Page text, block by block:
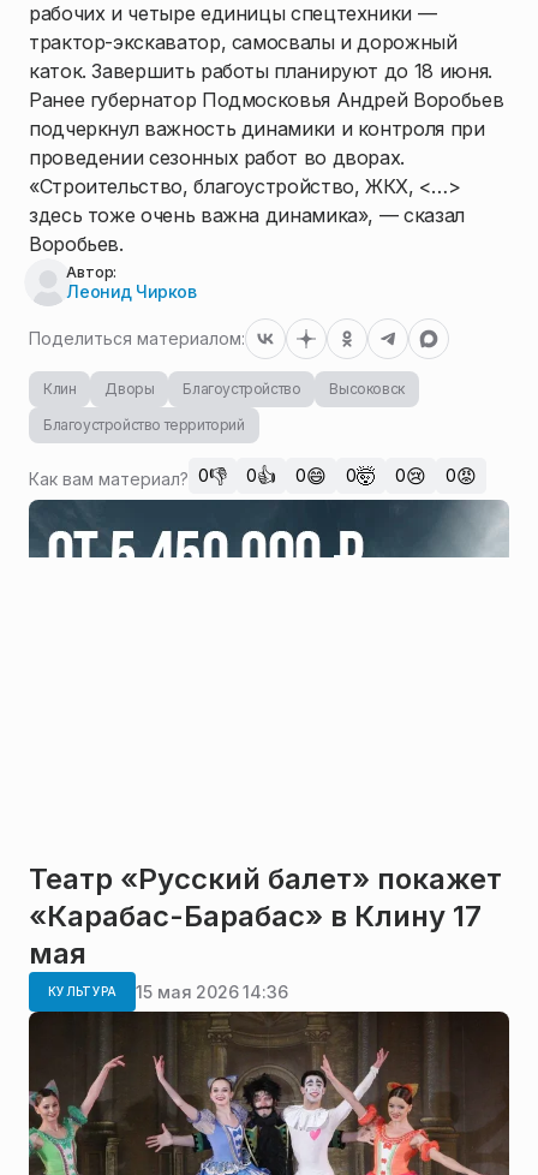
рабочих и четыре единицы спецтехники —
трактор-экскаватор, самосвалы и дорожный
каток. Завершить работы планируют до 18 июня.
Ранее губернатор Подмосковья Андрей Воробьев
подчеркнул важность динамики и контроля при
проведении сезонных работ во дворах.
«Строительство, благоустройство, ЖКХ, <…>
здесь тоже очень важна динамика», — сказал
Воробьев.
Автор:
Леонид Чирков
Поделиться материалом:
Клин Дворы Благоустройство
Высоковск
Благоустройство территорий
Как вам материал? 0👎 0👍 0😄 0🤯 0😢 0😡
Театр «Русский балет» покажет
«Карабас-Барабас» в Клину 17
мая
КУЛЬТУРА 15 мая 2026 14:36